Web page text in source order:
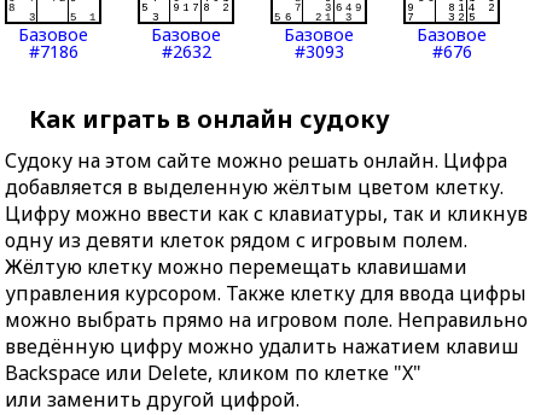
Базовое
#7186
Базовое
#2632
Базовое
#3093
Базовое
#676
Как играть в онлайн судоку
Судоку на этом сайте можно решать онлайн. Цифра
добавляется в выделенную жёлтым цветом клетку.
Цифру можно ввести как с клавиатуры, так и кликнув
одну из девяти клеток рядом с игровым полем.
Жёлтую клетку можно перемещать клавишами
управления курсором. Также клетку для ввода цифры
можно выбрать прямо на игровом поле. Неправильно
введённую цифру можно удалить нажатием клавиш
Backspace или Delete, кликом по клетке "X"
или заменить другой цифрой.